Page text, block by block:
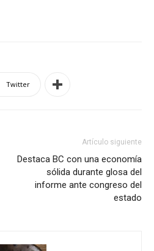
Twitter
Artículo siguiente
Destaca BC con una economía
sólida durante glosa del
informe ante congreso del
estado